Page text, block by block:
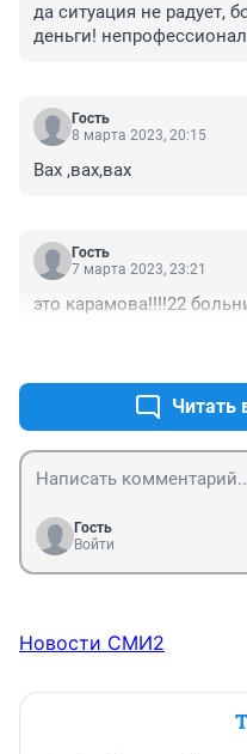
да ситуация не радует,
деньги!
Гость
8 марта 2023, 20:15
Вах ,вах,вах
Гость
7 марта 2023, 23:21
это карамова!!!!22
Читать
Гость
Войти
Новости СМИ2